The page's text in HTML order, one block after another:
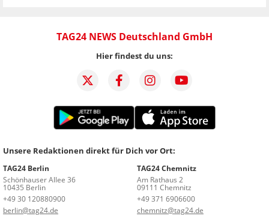
TAG24 NEWS Deutschland GmbH
Hier findest du uns:
Unsere Redaktionen direkt für Dich vor Ort:
TAG24 Berlin
Schönhauser Allee 36
10435 Berlin
+49 30 120880900
berlin@tag24.de
TAG24 Chemnitz
Am Rathaus 2
09111 Chemnitz
+49 371 6906600
chemnitz@tag24.de